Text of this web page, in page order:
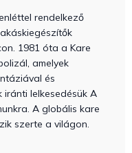
rendelkező
1981 óta a Kare
amelyek
és
iránti lelkesedésük ​A
A globális kare
szerte a világon.